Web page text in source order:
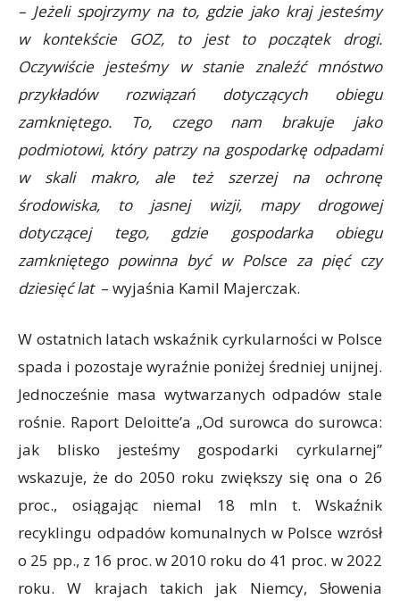
– Jeżeli spojrzymy na to, gdzie jako kraj jesteśmy
w kontekście GOZ, to jest to początek drogi.
Oczywiście jesteśmy w stanie znaleźć mnóstwo
przykładów rozwiązań dotyczących obiegu
zamkniętego. To, czego nam brakuje jako
podmiotowi, który patrzy na gospodarkę odpadami
w skali makro, ale też szerzej na ochronę
środowiska, to jasnej wizji, mapy drogowej
dotyczącej tego, gdzie gospodarka obiegu
zamkniętego powinna być w Polsce za pięć czy
dziesięć lat – wyjaśnia Kamil Majerczak.
W ostatnich latach wskaźnik cyrkularności w Polsce
spada i pozostaje wyraźnie poniżej średniej unijnej.
Jednocześnie masa wytwarzanych odpadów stale
rośnie. Raport Deloitte’a „Od surowca do surowca:
jak blisko jesteśmy gospodarki cyrkularnej”
wskazuje, że do 2050 roku zwiększy się ona o 26
proc., osiągając niemal 18 mln t. Wskaźnik
recyklingu odpadów komunalnych w Polsce wzrósł
o 25 pp., z 16 proc. w 2010 roku do 41 proc. w 2022
roku. W krajach takich jak Niemcy, Słowenia